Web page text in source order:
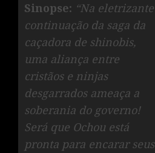
Sinopse: “Na eletrizante
continuação da saga da
caçadora de shinobis,
uma aliança entre
cristãos e ninjas
desgarrados ameaça a
soberania do governo!
Será que Ochou está
pronta para encarar seus